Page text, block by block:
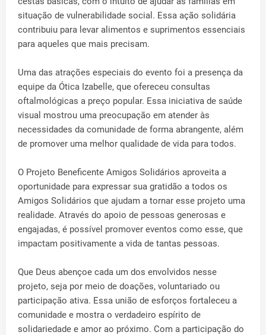
situação de vulnerabilidade social. Essa ação solidária
contribuiu para levar alimentos e suprimentos essenciais
para aqueles que mais precisam.
Uma das atrações especiais do evento foi a presença da
equipe da Ótica Izabelle, que ofereceu consultas
oftalmológicas a preço popular. Essa iniciativa de saúde
visual mostrou uma preocupação em atender às
necessidades da comunidade de forma abrangente, além
de promover uma melhor qualidade de vida para todos.
O Projeto Beneficente Amigos Solidários aproveita a
oportunidade para expressar sua gratidão a todos os
Amigos Solidários que ajudam a tornar esse projeto uma
realidade. Através do apoio de pessoas generosas e
engajadas, é possível promover eventos como esse, que
impactam positivamente a vida de tantas pessoas.
Que Deus abençoe cada um dos envolvidos nesse
projeto, seja por meio de doações, voluntariado ou
participação ativa. Essa união de esforços fortaleceu a
comunidade e mostra o verdadeiro espírito de
solidariedade e amor ao próximo. Com a participação do